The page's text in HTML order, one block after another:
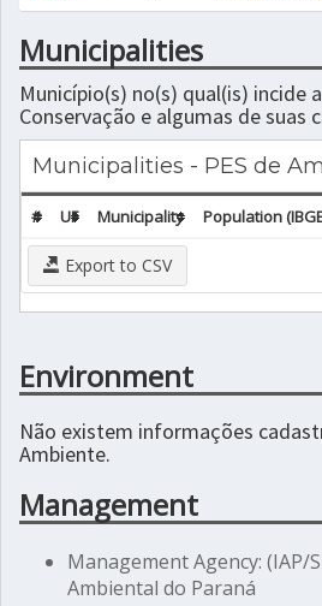
Municipalities
Município(s) no(s) qual(is) incide
Conservação e algumas de suas
Municipalities - PES de
# UF Municipality Population
Export to CSV
Environment
Não existem informações
Ambiente.
Management
Management Agency: (IAP/
Ambiental do Paraná